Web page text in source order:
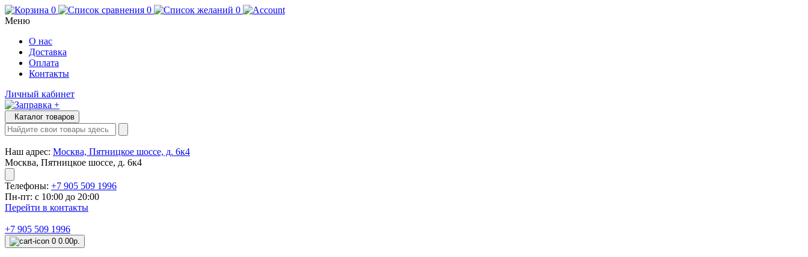
0 0
0
Меню
О нас
Доставка
Оплата
Контакты
Личный кабинет
Каталог товаров
Наш адрес: Москва, Пятницкое шоссе, д. 6к4
Москва, Пятницкое шоссе, д. 6к4
Телефоны: +7 905 509 1996
Пн-пт: с 10:00 до 20:00
Перейти в контакты
+7 905 509 1996
0 0.00р.